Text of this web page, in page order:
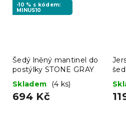
-10 % s kódem:
MINUS10
Šedý lněný mantinel do
postýlky STONE GRAY
Skladem
(4 ks)
694 Kč